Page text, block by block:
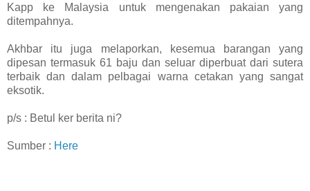
Kapp ke Malaysia untuk mengenakan pakaian yang
ditempahnya.
Akhbar itu juga melaporkan, kesemua barangan yang
dipesan termasuk 61 baju dan seluar diperbuat dari sutera
terbaik dan dalam pelbagai warna cetakan yang sangat
eksotik.
p/s : Betul ker berita ni?
Sumber : Here